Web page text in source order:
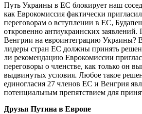
Путь Украины в ЕС блокирует наш
как Еврокомиссия фактически
переговорам о вступлении в ЕС,
откровенно антиукраинских
Венгрии на евроинтеграцию Украины?
лидеры стран ЕС должны принять
ли рекомендацию Еврокомиссии
переговоры о членстве, как только он
выдвинутых условия. Любое такое
единогласия 27 членов ЕС и Венгрия
потенциальным препятствием для
Друзья Путина в Европе